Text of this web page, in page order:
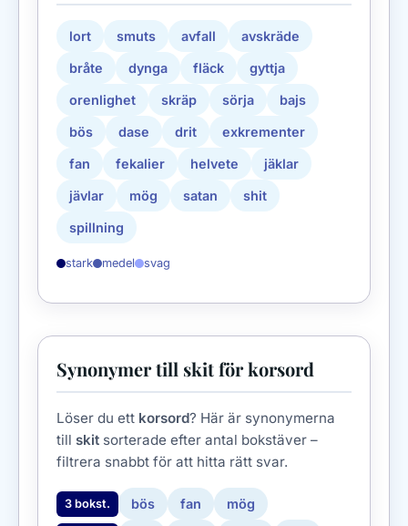
lort smuts avfall avskräde
bråte dynga fläck gyttja
orenlighet skräp sörja bajs
bös dase drit exkrementer
fan fekalier helvete jäklar
jävlar mög satan shit
spillning
stark medel svag
Synonymer till skit för korsord
Löser du ett korsord? Här är synonymerna
till skit sorterade efter antal bokstäver –
filtrera snabbt för att hitta rätt svar.
3 bokst. bös fan mög